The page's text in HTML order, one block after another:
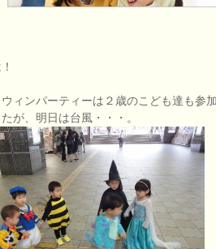
ィンパーティーは２歳のこども達も参
が、明日は台風・・・。